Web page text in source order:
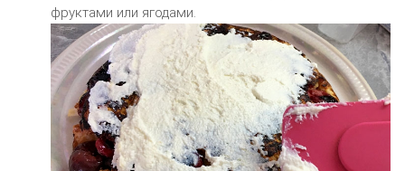
фруктами или ягодами.